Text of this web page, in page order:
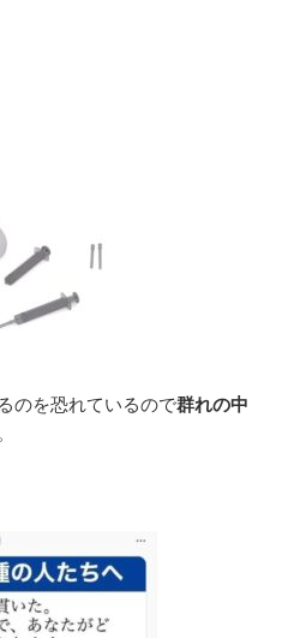
のを恐れているので群れの中